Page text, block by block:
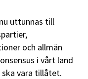
nu uttunnas till
och allmän
i vårt land
vara tillåtet.